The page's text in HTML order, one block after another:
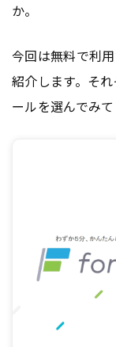
か。
今回は無料で利
紹介します。そ
ールを選んでみて